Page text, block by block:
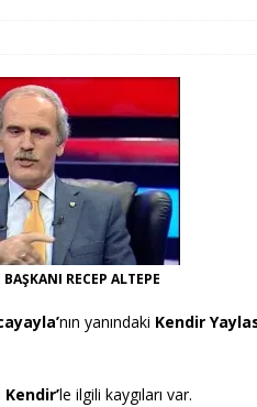
başkanlarına CHP İl Başkanı
Bursa tarihinin en büyük
RECEP ALTEPE
nın yanındaki Kendir
Kendir’le ilgili kaygıları var.